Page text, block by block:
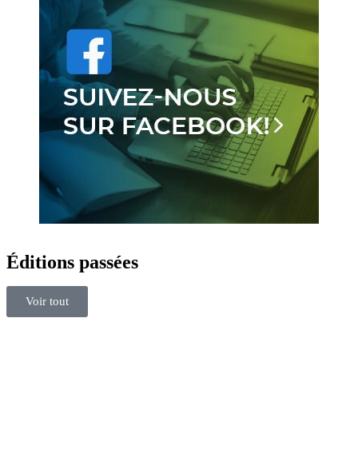
Éditions passées
Voir tout